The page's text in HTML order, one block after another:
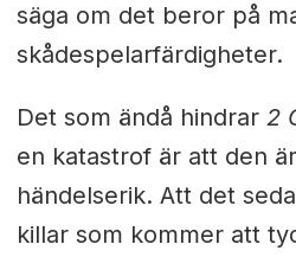
säga om det beror på
skådespelarfärdigheter.
Det som ändå hindrar 2
en katastrof är att den
händelserik. Att det
killar som kommer att